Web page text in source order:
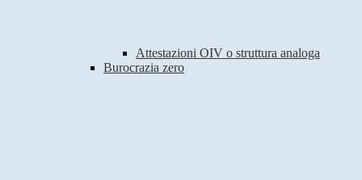
Attestazioni OIV o struttura analoga
Burocrazia zero